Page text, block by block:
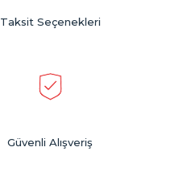
Taksit Seçenekleri
Güvenli Alışveriş